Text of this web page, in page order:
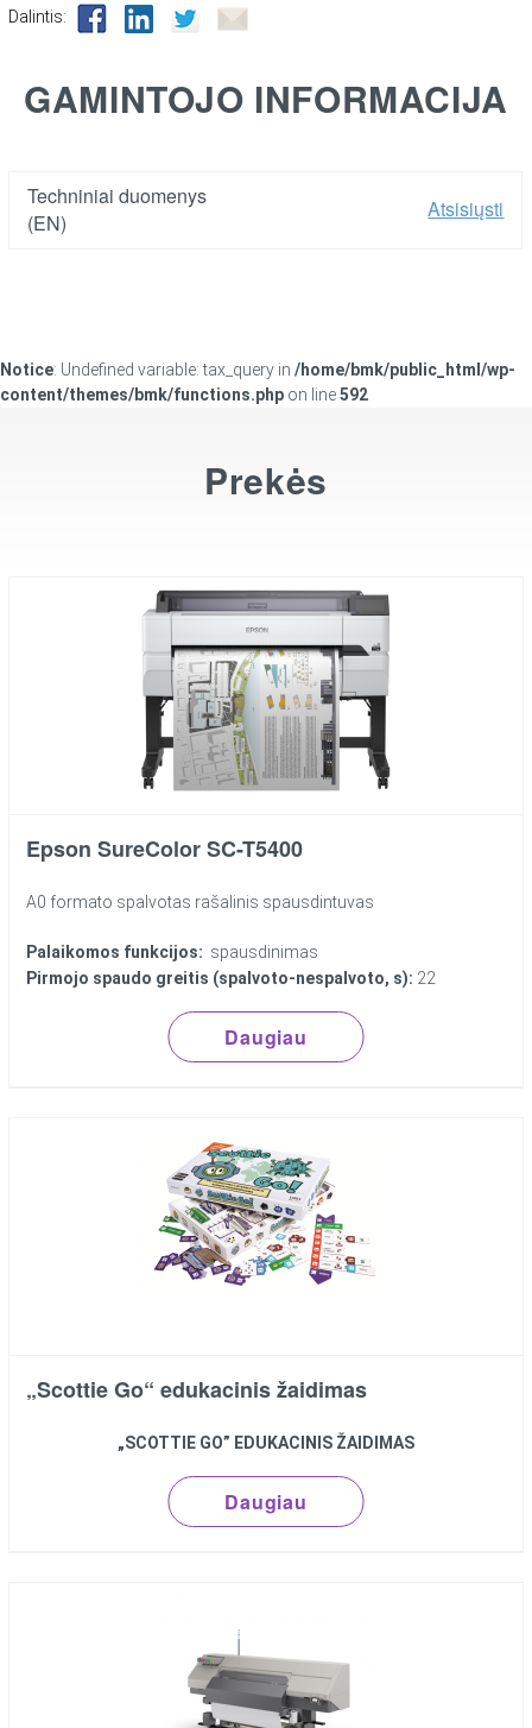
Dalintis:
GAMINTOJO INFORMACIJA
Techniniai duomenys
(EN)
Atsisiųsti
Notice: Undefined variable: tax_query in /home/bmk/public_html/wp-
content/themes/bmk/functions.php on line592
Prekės
Epson SureColor SC-T5400
A0 formato spalvotas rašalinis spausdintuvas
Palaikomos funkcijos: spausdinimas
Pirmojo spaudo greitis (spalvoto-nespalvoto, s): 22
Daugiau
„Scottie Go“ edukacinis žaidimas
„SCOTTIE GO” EDUKACINIS ŽAIDIMAS
Daugiau